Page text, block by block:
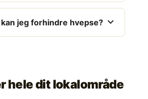
jeg forhindre hvepse? expand_more
hele dit lokalområde